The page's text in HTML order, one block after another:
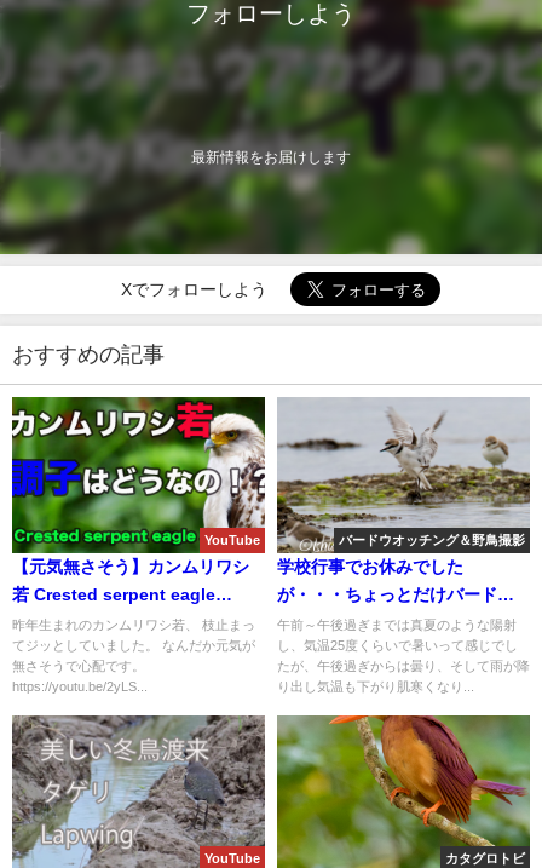
フォローしよう
最新情報をお届けします
Xでフォローしよう
おすすめの記事
YouTube
【元気無さそう】カンムリワシ
若 Crested serpent eagle
juvenile
昨年生まれのカンムリワシ若、 枝止まっ
てジッとしていました。 なんだか元気が
無さそうで心配です。
https://youtu.be/2yLS...
バードウオッチング＆野鳥撮影
学校行事でお休みでした
が・・・ちょっとだけバードウ
オッチング。
午前～午後過ぎまでは真夏のような陽射
し、気温25度くらいで暑いって感じでし
たが、午後過ぎからは曇り、そして雨が降
り出し気温も下がり肌寒くなり...
YouTube カタグロトビ